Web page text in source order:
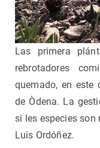
Las primera
rebrotadores
quemado, en este
de Òdena. La
si les especies son
Luis Ordóñez.